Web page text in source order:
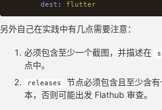
dest : flutter
另外自己在实践中有几点需要注意：
必须包含至少一个截图，并描述在
点中。
releases
节点必须包含且至少含
本，否则可能出发 Flathub 审查。